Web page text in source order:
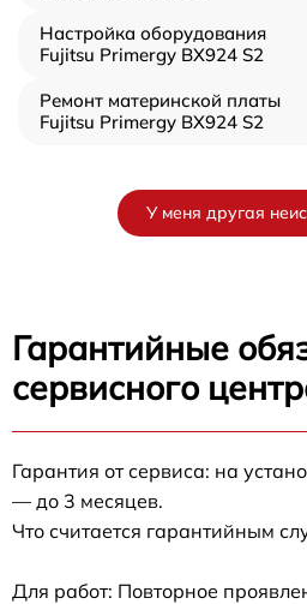
Настройка оборудования
Fujitsu Primergy BX924 S2
Ремонт материнской платы
Fujitsu Primergy BX924 S2
У меня другая
Гарантийные
сервисного
Гарантия от сервиса: на
— до 3 месяцев.
Что считается гарантийным
Для работ: Повторное